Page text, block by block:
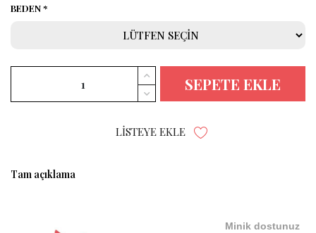
BEDEN
SEPETE EKLE
LISTEYE EKLE
Tam açıklama
Minik dostunuz